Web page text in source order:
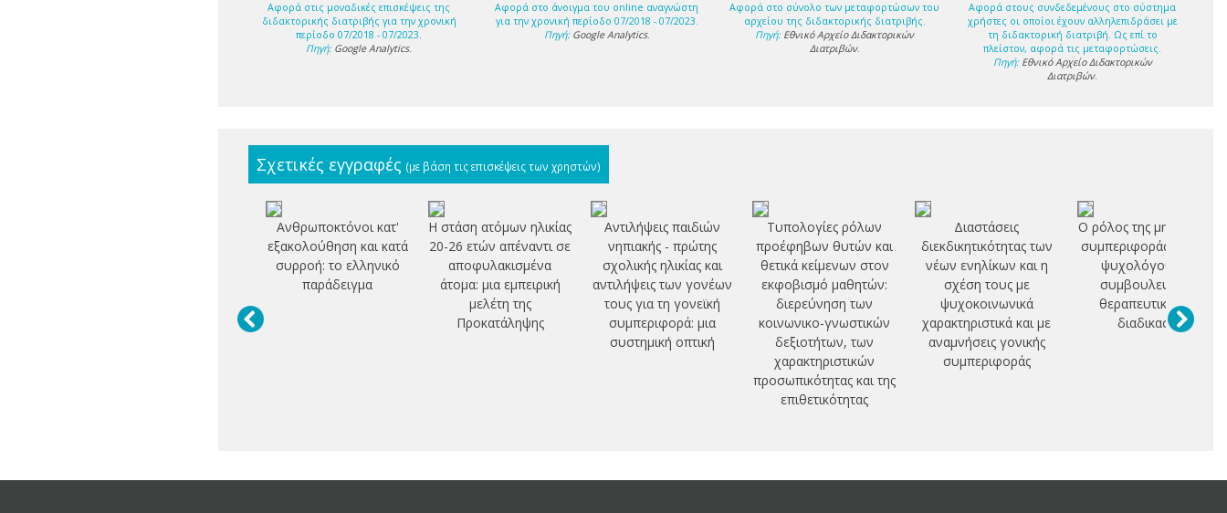
Αφορά στις μοναδικές επισκέψεις της
διδακτορικής διατριβής για την χρονική
περίοδο 07/2018 - 07/2023.
Πηγή: Google Analytics.
Αφορά στο άνοιγμα του online αναγνώστη
για την χρονική περίοδο 07/2018 - 07/2023.
Πηγή: Google Analytics.
Αφορά στο σύνολο των μεταφορτώσων του
αρχείου της διδακτορικής διατριβής.
Πηγή: Εθνικό Αρχείο Διδακτορικών
Διατριβών.
Αφορά στους συνδεδεμένους στο σύστημα
χρήστες οι οποίοι έχουν αλληλεπιδράσει με
τη διδακτορική διατριβή. Ως επί το
πλείστον, αφορά τις μεταφορτώσεις.
Πηγή: Εθνικό Αρχείο Διδακτορικών
Διατριβών.
Σχετικές εγγραφές (με βάση τις επισκέψεις των χρηστών)
Ανθρωποκτόνοι κατ'
εξακολούθηση και κατά
συρροή: το ελληνικό
παράδειγμα
Η στάση ατόμων ηλικίας
20-26 ετών απέναντι σε
αποφυλακισμένα
άτομα: μια εμπειρική
μελέτη της
Προκατάληψης
Αντιλήψεις παιδιών
νηπιακής - πρώτης
σχολικής ηλικίας και
αντιλήψεις των γονέων
τους για τη γονεϊκή
συμπεριφορά: μια
συστημική οπτική
Τυπολογίες ρόλων
προέφηβων θυτών και
θετικά κείμενων στον
εκφοβισμό μαθητών:
διερεύνηση των
κοινωνικο-γνωστικών
δεξιοτήτων, των
χαρακτηριστικών
προσωπικότητας και της
επιθετικότητας
Διαστάσεις
διεκδικητικότητας των
νέων ενηλίκων και η
σχέση τους με
ψυχοκοινωνικά
χαρακτηριστικά και με
αναμνήσεις γονικής
συμπεριφοράς
Ο ρόλος της μη λεκτικής
συμπεριφοράς του/της
ψυχολόγου στη
συμβουλευτική-
θεραπευτική στη
διαδικασία